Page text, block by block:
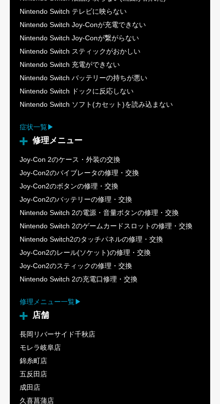
Nintendo Switch テレビに映らない
Nintendo Switch Joy-Conが充電できない
Nintendo Switch Joy-Conが繋がらない
Nintendo Switch スティックがおかしい
Nintendo Switch 充電ができない
Nintendo Switch バッテリーの持ちが悪い
Nintendo Switch ドックに反応しない
Nintendo Switch ソフト(カセット)を読み込まない
症状一覧
修理メニュー
Joy-Con 2のケース・外装の交換
Joy-Con2のバイブレータの修理・交換
Joy-Con2のボタンの修理・交換
Joy-Con2のバッテリーの修理・交換
Nintendo Switch 2の電源・音量ボタンの修理・交換
Nintendo Switch 2のゲームカードスロットの修理・交換
Nintendo Switch2のタッチパネルの修理・交換
Joy-Con2のレール(ソケット)の修理・交換
Joy-Con2のスティックの修理・交換
Nintendo Switch 2の充電口修理・交換
修理メニュー一覧
店舗
長岡リバーサイド千秋店
モレラ岐阜店
錦糸町店
五反田店
成田店
久喜菖蒲店